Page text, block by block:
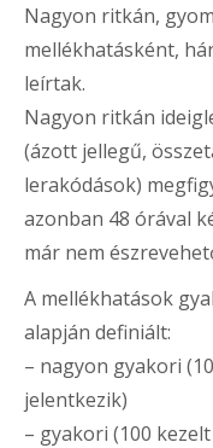
Nagyon ritkán,
mellékhatásként,
leírtak.
Nagyon ritkán
(ázott jellegű,
lerakódások)
azonban 48 órával
már nem
A mellékhatások
alapján definiált:
– nagyon gyakori
jelentkezik)
– gyakori (100